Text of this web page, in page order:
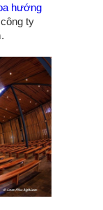
hướng
ty